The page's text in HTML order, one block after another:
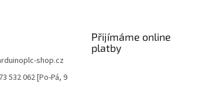
shop.cz
532 062 [Po-Pá, 9
Přijímáme online
platby